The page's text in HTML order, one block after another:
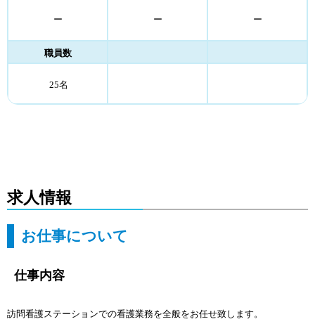
ー ー ー
職員数
25名
求人情報
お仕事について
仕事内容
訪問看護ステーションでの看護業務を全般をお任せ致します。